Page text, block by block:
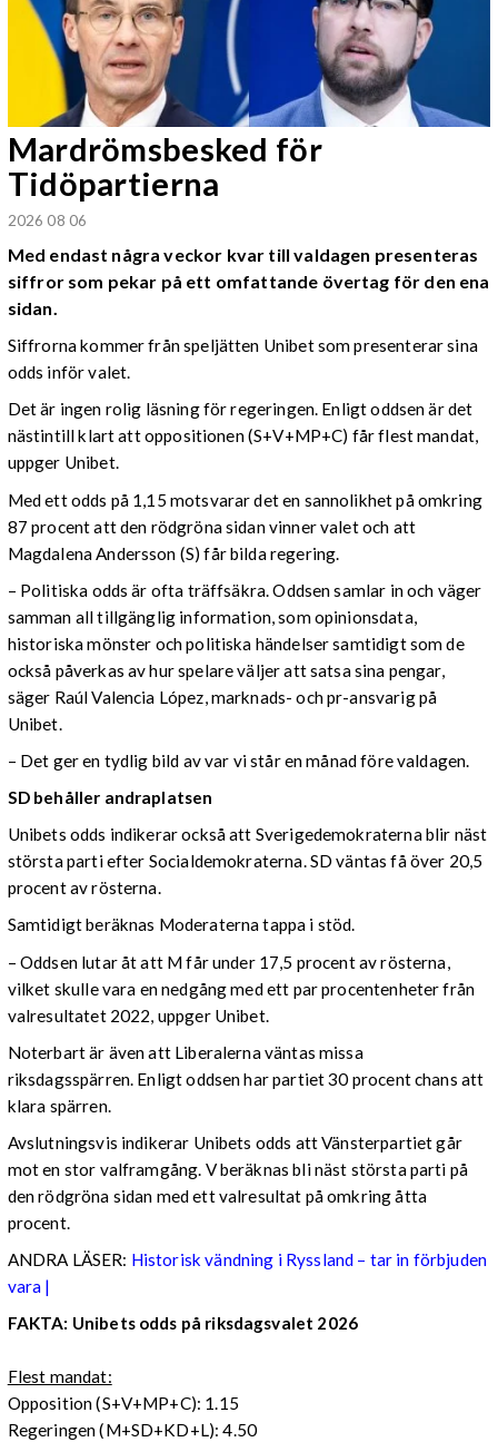
Mardrömsbesked för
Tidöpartierna
2026 08 06
Med endast några veckor kvar till valdagen presenteras
siffror som pekar på ett omfattande övertag för den ena
sidan.
Siffrorna kommer från speljätten Unibet som presenterar sina
odds inför valet.
Det är ingen rolig läsning för regeringen. Enligt oddsen är det
nästintill klart att oppositionen (S+V+MP+C) får flest mandat,
uppger Unibet.
Med ett odds på 1,15 motsvarar det en sannolikhet på omkring
87 procent att den rödgröna sidan vinner valet och att
Magdalena Andersson (S) får bilda regering.
– Politiska odds är ofta träffsäkra. Oddsen samlar in och väger
samman all tillgänglig information, som opinionsdata,
historiska mönster och politiska händelser samtidigt som de
också påverkas av hur spelare väljer att satsa sina pengar,
säger Raúl Valencia López, marknads- och pr-ansvarig på
Unibet.
– Det ger en tydlig bild av var vi står en månad före valdagen.
SD behåller andraplatsen
Unibets odds indikerar också att Sverigedemokraterna blir näst
största parti efter Socialdemokraterna. SD väntas få över 20,5
procent av rösterna.
Samtidigt beräknas Moderaterna tappa i stöd.
– Oddsen lutar åt att M får under 17,5 procent av rösterna,
vilket skulle vara en nedgång med ett par procentenheter från
valresultatet 2022, uppger Unibet.
Noterbart är även att Liberalerna väntas missa
riksdagsspärren. Enligt oddsen har partiet 30 procent chans att
klara spärren.
Avslutningsvis indikerar Unibets odds att Vänsterpartiet går
mot en stor valframgång. V beräknas bli näst största parti på
den rödgröna sidan med ett valresultat på omkring åtta
procent.
ANDRA LÄSER: Historisk vändning i Ryssland – tar in förbjuden
vara |
FAKTA: Unibets odds på riksdagsvalet 2026
Flest mandat:
Opposition (S+V+MP+C): 1.15
Regeringen (M+SD+KD+L): 4.50